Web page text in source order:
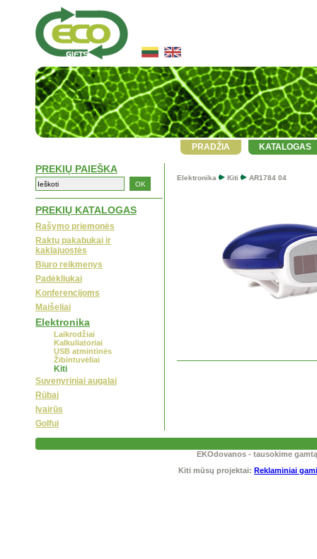
PRADŽIA KATALOGAS
PREKIŲ PAIEŠKA
PREKIŲ KATALOGAS
Rašymo priemonės
Raktų pakabukai ir
kaklajuostės
Biuro reikmenys
Padėkliukai
Konferencijoms
Maišeliai
Elektronika
Laikrodžiai
Kalkuliatoriai
USB atmintinės
Žibintuvėliai
Kiti
Suvenyriniai augalai
Rūbai
Įvairūs
Golfui
Elektronika Kiti AR1784 04
EKOdovanos - tausokime
Kiti mūsų projektai: Reklaminiai